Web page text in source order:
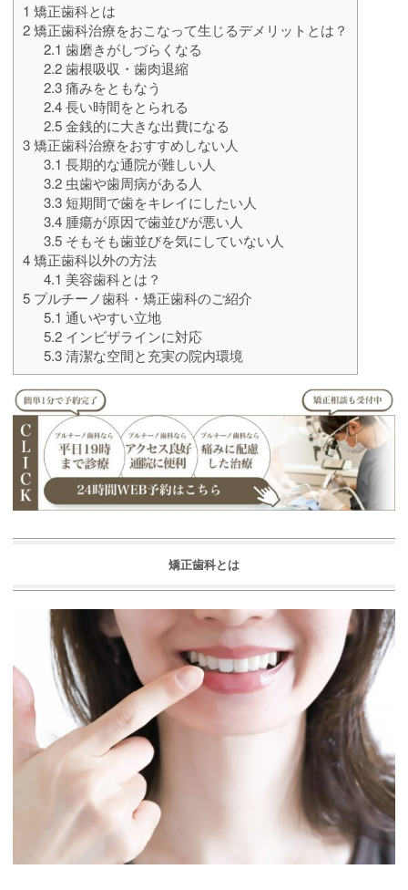
1 矯正歯科とは
2矯正歯科治療をおこなって生じるデメリットとは？
2.1 歯磨きがしづらくなる
2.2歯根吸収・歯肉退縮
2.3痛みをともなう
2.4長い時間をとられる
2.5金銭的に大きな出費になる
3矯正歯科治療をおすすめしない人
3.1 長期的な通院が難しい人
3.2虫歯や歯周病がある人
3.3短期間で歯をキレイにしたい人
3.4腫瘍が原因で歯並びが悪い人
3.5そもそも歯並びを気にしていない人
4矯正歯科以外の方法
4.1 美容歯科とは？
5 プルチーノ歯科・矯正歯科のご紹介
5.1 通いやすい立地
5.2インビザラインに対応
5.3清潔な空間と充実の院内環境
矯正歯科とは